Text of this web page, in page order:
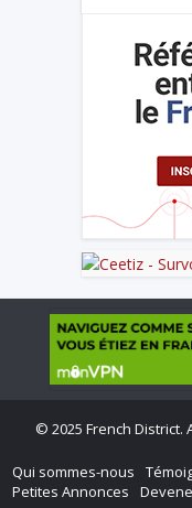
© 2025 French
Qui sommes-nous
Petites Annonces